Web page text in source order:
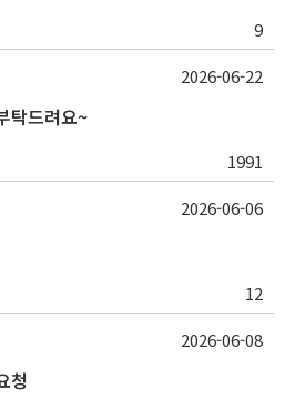
9
탁드려요~
1991
2026-06-22
12
2026-06-06
청
2026-06-08